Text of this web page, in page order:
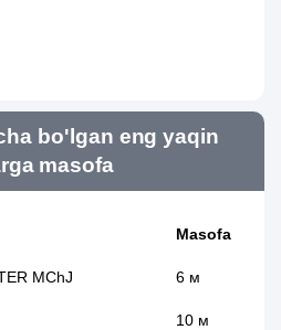
bo'lgan eng yaqin
masofa
Masofa
MChJ 6 м
10 м